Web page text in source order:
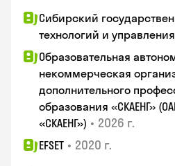
Сибирский
технологий и управления
Образовательная
некоммерческая
дополнительного
образования «СКАЕНГ»
«СКАЕНГ») • 2026 г.
EFSET • 2020 г.